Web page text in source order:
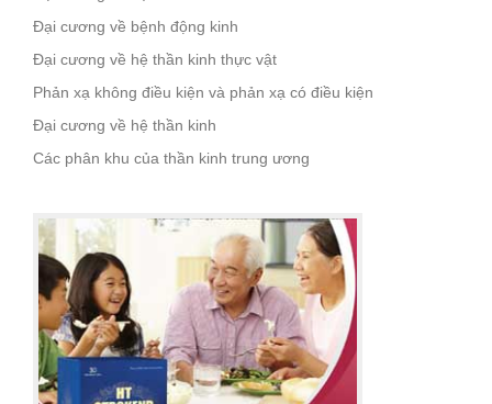
Đại cương về bệnh động kinh
Đại cương về hệ thần kinh thực vật
Phản xạ không điều kiện và phản xạ có điều kiện
Đại cương về hệ thần kinh
Các phân khu của thần kinh trung ương